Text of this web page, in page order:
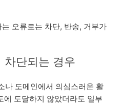
오류로는 차단, 반송, 거부가
차단되는 경우
나 도메인에서 의심스러운 활
에 도달하지 않았더라도 일부